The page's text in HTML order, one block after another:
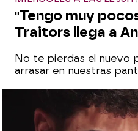
"Tengo muy
Traitors llega a
No te pierdas el nuevo
arrasar en nuestras